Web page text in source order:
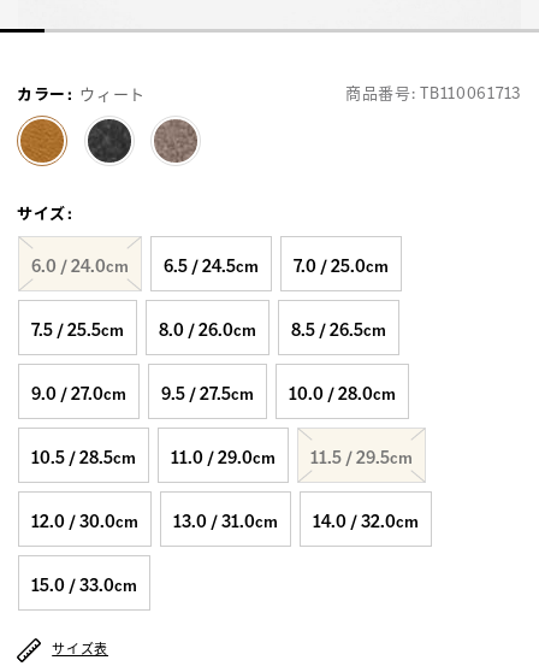
商品番号:TB110061713
カラー: ウィート
サイズ:
6.0 / 24.0cm 6.5 / 24.5cm 7.0 / 25.0cm
7.5 / 25.5cm 8.0 / 26.0cm 8.5 / 26.5cm
9.0 / 27.0cm 9.5 / 27.5cm 10.0 / 28.0cm
10.5 / 28.5cm 11.0 / 29.0cm 11.5 / 29.5cm
12.0 / 30.0cm 13.0 / 31.0cm 14.0 / 32.0cm
15.0 / 33.0cm
サイズ表